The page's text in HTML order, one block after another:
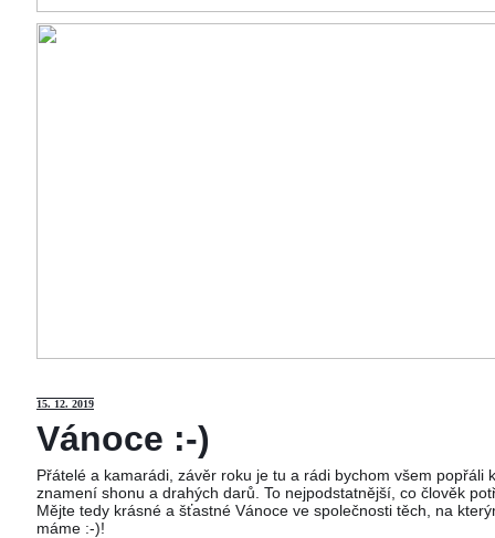
15. 12. 2019
Vánoce :-)
Přátelé a kamarádi, závěr roku je tu a rádi bychom všem
znamení shonu a drahých darů. To nejpodstatnější, co člověk
Mějte tedy krásné a šťastné Vánoce ve společnosti těch, na
máme :-)!